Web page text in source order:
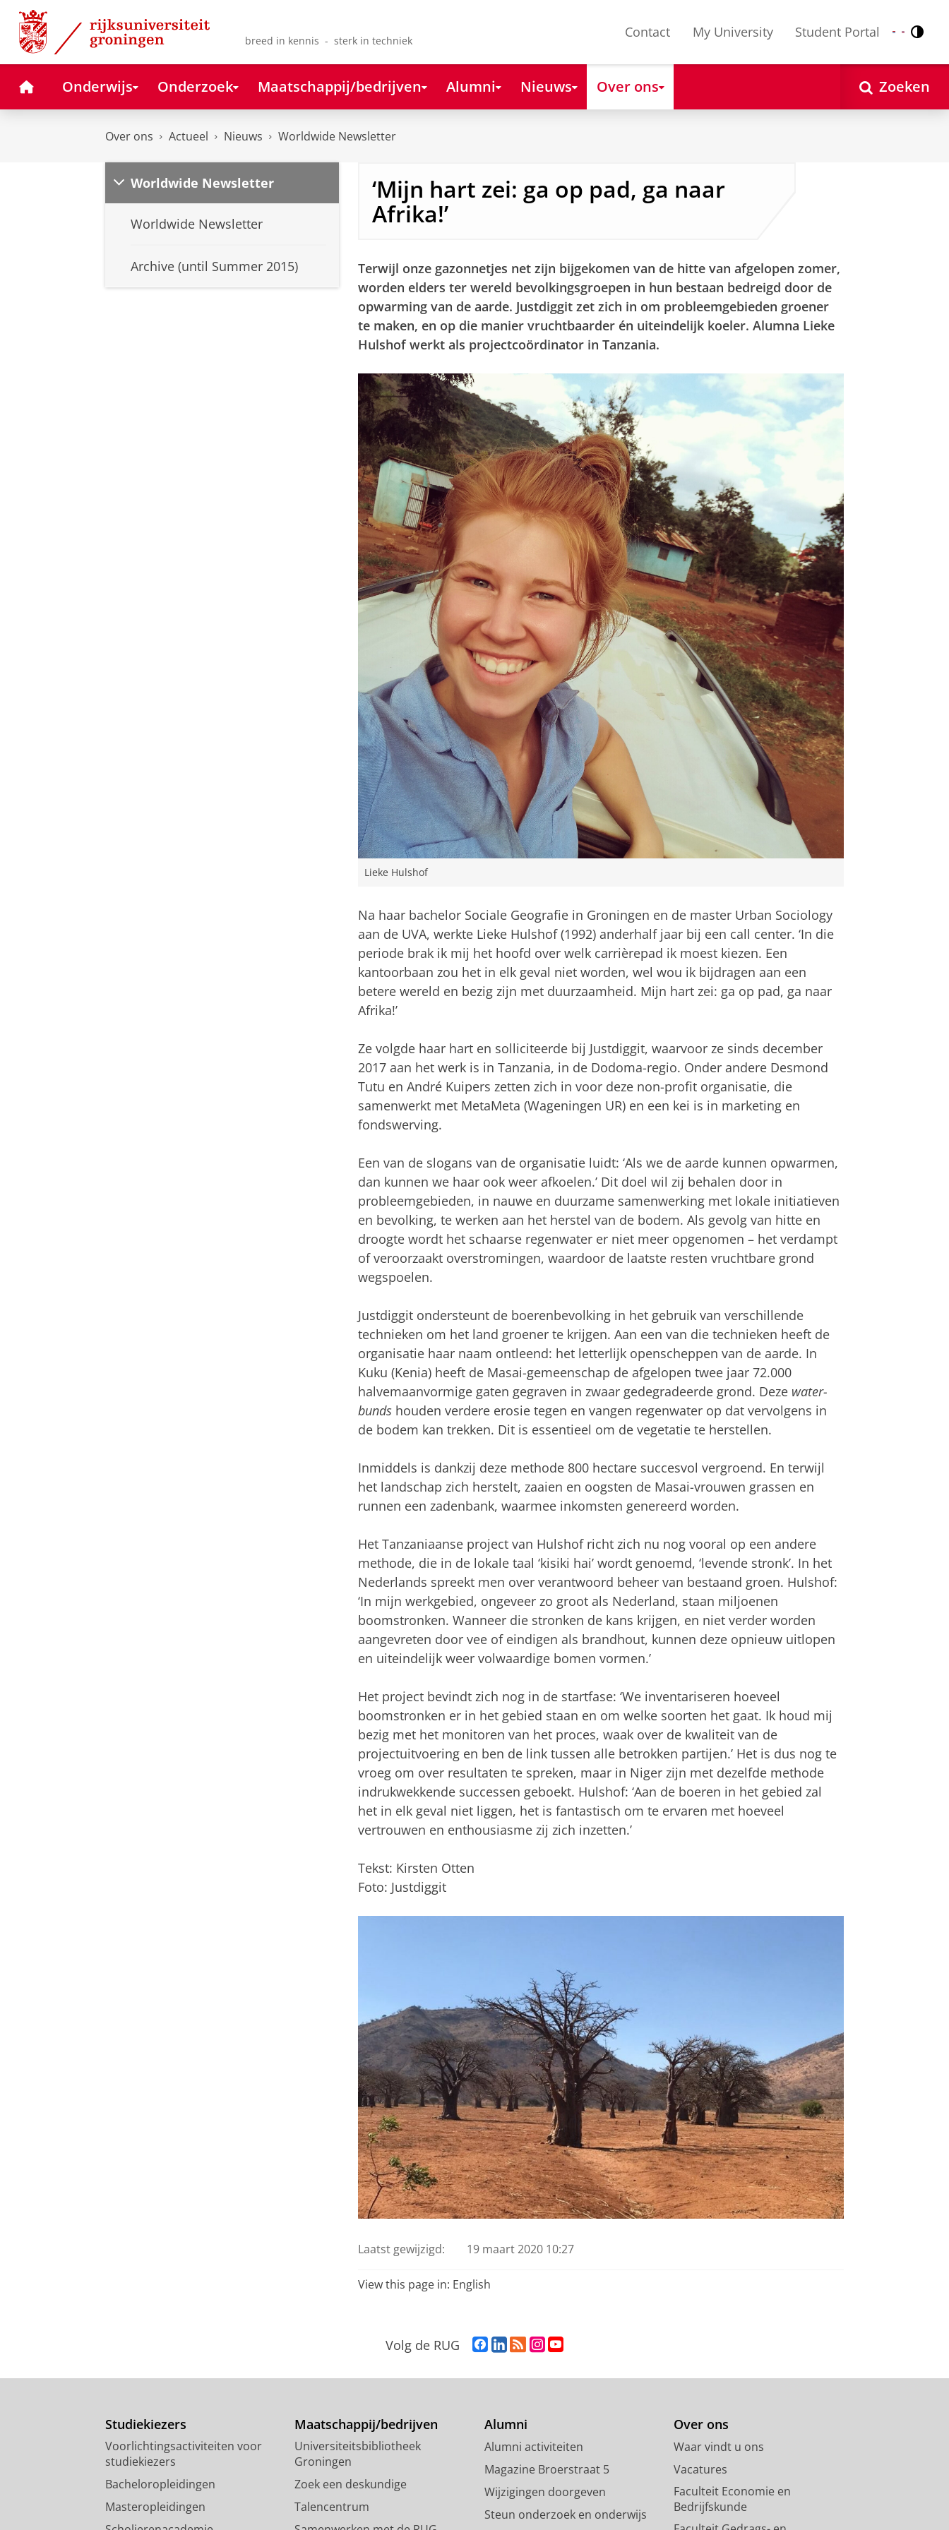
Skip
Content
Skip
Navigation
breed in kennis - sterk in techniek
Contact My University Student Portal Nederlands
English
HomeOnderwijs Onderzoek Maatschappij/bedrijven Alumni Nieuws Over ons Zoeken
Over ons Actueel Nieuws Worldwide Newsletter
Worldwide Newsletter
Worldwide Newsletter
Archive (until Summer 2015)
‘Mijn hart zei: ga op pad, ga naar
Afrika!’
Terwijl onze gazonnetjes net zijn bijgekomen van de hitte van afgelopen zomer,
worden elders ter wereld bevolkingsgroepen in hun bestaan bedreigd door de
opwarming van de aarde. Justdiggit zet zich in om probleemgebieden groener
te maken, en op die manier vruchtbaarder én uiteindelijk koeler. Alumna Lieke
Hulshof werkt als projectcoördinator in Tanzania.
Lieke Hulshof
Na haar bachelor Sociale Geografie in Groningen en de master Urban Sociology
aan de UVA, werkte Lieke Hulshof (1992) anderhalf jaar bij een call center. ‘In die
periode brak ik mij het hoofd over welk carrièrepad ik moest kiezen. Een
kantoorbaan zou het in elk geval niet worden, wel wou ik bijdragen aan een
betere wereld en bezig zijn met duurzaamheid. Mijn hart zei: ga op pad, ga naar
Afrika!’
Ze volgde haar hart en solliciteerde bij Justdiggit, waarvoor ze sinds december
2017 aan het werk is in Tanzania, in de Dodoma-regio. Onder andere Desmond
Tutu en André Kuipers zetten zich in voor deze non-profit organisatie, die
samenwerkt met MetaMeta (Wageningen UR) en een kei is in marketing en
fondswerving.
Een van de slogans van de organisatie luidt: ‘Als we de aarde kunnen opwarmen,
dan kunnen we haar ook weer afkoelen.’ Dit doel wil zij behalen door in
probleemgebieden, in nauwe en duurzame samenwerking met lokale initiatieven
en bevolking, te werken aan het herstel van de bodem. Als gevolg van hitte en
droogte wordt het schaarse regenwater er niet meer opgenomen – het verdampt
of veroorzaakt overstromingen, waardoor de laatste resten vruchtbare grond
wegspoelen.
Justdiggit ondersteunt de boerenbevolking in het gebruik van verschillende
technieken om het land groener te krijgen. Aan een van die technieken heeft de
organisatie haar naam ontleend: het letterlijk openscheppen van de aarde. In
Kuku (Kenia) heeft de Masai-gemeenschap de afgelopen twee jaar 72.000
halvemaanvormige gaten gegraven in zwaar gedegradeerde grond. Deze water-
bundshouden verdere erosie tegen en vangen regenwater op dat vervolgens in
de bodem kan trekken. Dit is essentieel om de vegetatie te herstellen.
Inmiddels is dankzij deze methode 800 hectare succesvol vergroend. En terwijl
het landschap zich herstelt, zaaien en oogsten de Masai-vrouwen grassen en
runnen een zadenbank, waarmee inkomsten genereerd worden.
Het Tanzaniaanse project van Hulshof richt zich nu nog vooral op een andere
methode, die in de lokale taal ‘kisiki hai’ wordt genoemd, ‘levende stronk’. In het
Nederlands spreekt men over verantwoord beheer van bestaand groen. Hulshof:
‘In mijn werkgebied, ongeveer zo groot als Nederland, staan miljoenen
boomstronken. Wanneer die stronken de kans krijgen, en niet verder worden
aangevreten door vee of eindigen als brandhout, kunnen deze opnieuw uitlopen
en uiteindelijk weer volwaardige bomen vormen.’
Het project bevindt zich nog in de startfase: ‘We inventariseren hoeveel
boomstronken er in het gebied staan en om welke soorten het gaat. Ik houd mij
bezig met het monitoren van het proces, waak over de kwaliteit van de
projectuitvoering en ben de link tussen alle betrokken partijen.’ Het is dus nog te
vroeg om over resultaten te spreken, maar in Niger zijn met dezelfde methode
indrukwekkende successen geboekt. Hulshof: ‘Aan de boeren in het gebied zal
het in elk geval niet liggen, het is fantastisch om te ervaren met hoeveel
vertrouwen en enthousiasme zij zich inzetten.’
Tekst: Kirsten Otten
Foto: Justdiggit
Laatst gewijzigd: 19 maart 2020 10:27
View this page in: English
Volg de RUG
F
c
o
o
k
p
a
g
i
L
n
d
n
-
p
a
g
R
S
e
d
R
j
k
I
s
a
m
a
c
u
e
-
k
n
a
Studiekiezers
Voorlichtingsactiviteiten voor
studiekiezers
Bacheloropleidingen
Masteropleidingen
Maatschappij/bedrijven
Universiteitsbibliotheek
Groningen
Zoek een deskundige
Talencentrum
Alumni
Alumni activiteiten
Magazine Broerstraat 5
Wijzigingen doorgeven
Steun onderzoek en onderwijs
Over ons
Waar vindt u ons
Vacatures
Faculteit Economie en
Bedrijfskunde